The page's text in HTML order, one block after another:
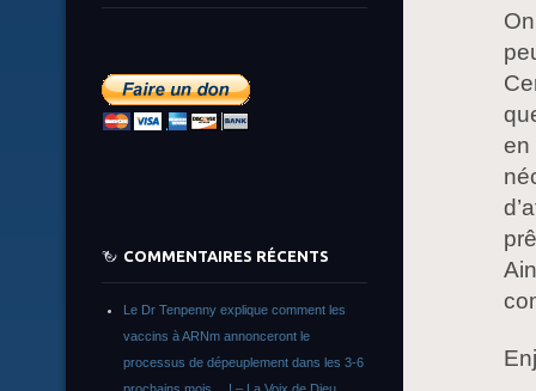
en
COMMENTAIRES RÉCENTS
Le Dr Tenpenny explique comment les
vaccins à ARNm annonceront le
processus de dépeuplement dans les 3-6